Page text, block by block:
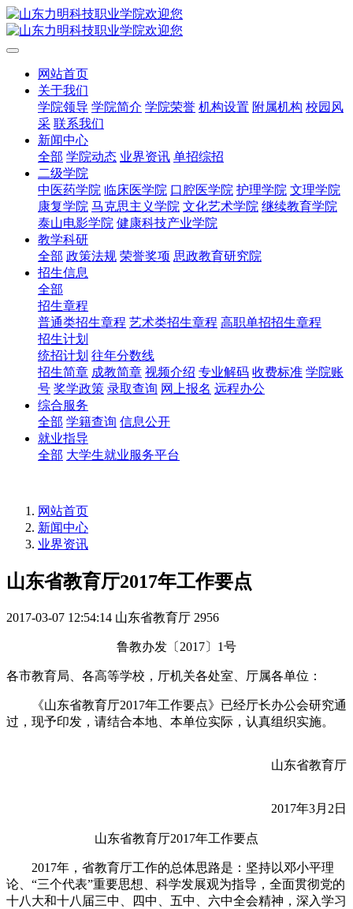
网站首页
关于我们
学院领导 学院简介 学院荣誉 机构设置 附属机构 校园风
采 联系我们
新闻中心
全部 学院动态 业界资讯 单招综招
二级学院
中医药学院 临床医学院 口腔医学院 护理学院 文理学院
康复学院 马克思主义学院 文化艺术学院 继续教育学院
泰山电影学院 健康科技产业学院
教学科研
全部 政策法规 荣誉奖项 思政教育研究院
招生信息
全部
招生章程
普通类招生章程 艺术类招生章程 高职单招招生章程
招生计划
统招计划 往年分数线
招生简章 成教简章 视频介绍 专业解码 收费标准 学院账
号 奖学政策 录取查询 网上报名 远程办公
综合服务
全部 学籍查询 信息公开
就业指导
全部 大学生就业服务平台
网站首页
新闻中心
业界资讯
山东省教育厅2017年工作要点
2017-03-07 12:54:14 山东省教育厅 2956
鲁教办发〔2017〕1号
各市教育局、各高等学校，厅机关各处室、厅属各单位：
《山东省教育厅2017年工作要点》已经厅长办公会研究通
过，现予印发，请结合本地、本单位实际，认真组织实施。
山东省教育厅
2017年3月2日
山东省教育厅2017年工作要点
2017年，省教育厅工作的总体思路是：坚持以邓小平理
论、“三个代表”重要思想、科学发展观为指导，全面贯彻党的
十八大和十八届三中、四中、五中、六中全会精神，深入学习